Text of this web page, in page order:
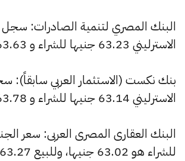
البنك المصري لتنمية الصادرات:
الاسترليني 63.23 جنيها للشراء و 63.63 للبيع.
بنك نكست (الاستثمار العربي سابقاً):
الاسترليني 63.14 جنيها للشراء و 63.78 للبيع.
البنك العقارى المصرى العربى: سعر
للشراء هو 63.02 جنيها، وللبيع 63.27 جنيها.